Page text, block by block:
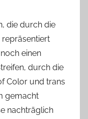
die durch die
repräsentiert
einen
durch die
Color und trans
gemacht
nachträglich